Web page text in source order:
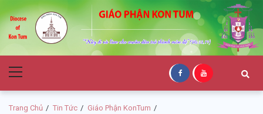
to
navigation
to
content
Giáo Phận Kon
Tum
Menu
Trang Chủ Tin Tức
Giáo Phận KonTum